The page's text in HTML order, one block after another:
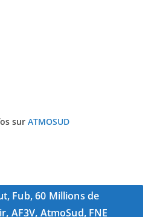
sur ATMOSUD
Fub, 60 Millions de
AF3V, AtmoSud, FNE